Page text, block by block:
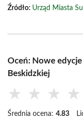
Źródło: Urząd Miasta
Oceń: Nowe
Beskidzkiej
★ ★ ★ ★
Średnia ocena: 4.83